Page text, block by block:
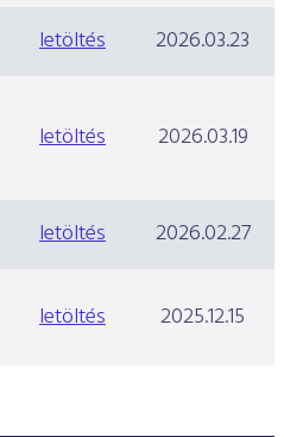
letöltés
2026.03.23
letöltés 2026.03.19
letöltés
2026.02.27
letöltés 2025.12.15